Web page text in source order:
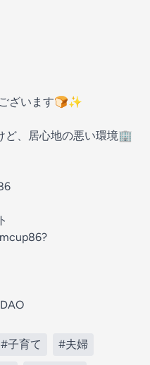
ざいます🍞✨
ど、居心地の悪い環境🏢
#子育て #夫婦